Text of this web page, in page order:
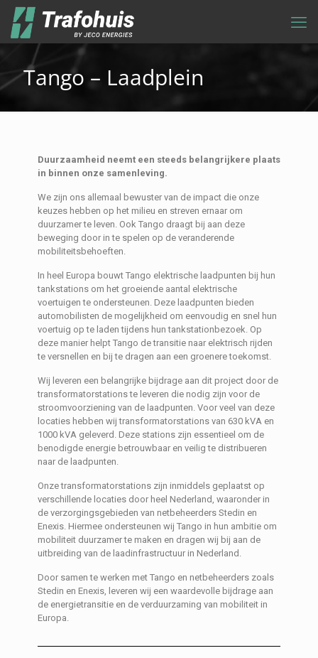
Tango – Laadplein
Duurzaamheid neemt een steeds belangrijkere plaats
in binnen onze samenleving.
We zijn ons allemaal bewuster van de impact die onze
keuzes hebben op het milieu en streven ernaar om
duurzamer te leven. Ook Tango draagt bij aan deze
beweging door in te spelen op de veranderende
mobiliteitsbehoeften.
In heel Europa bouwt Tango elektrische laadpunten bij hun
tankstations om het groeiende aantal elektrische
voertuigen te ondersteunen. Deze laadpunten bieden
automobilisten de mogelijkheid om eenvoudig en snel hun
voertuig op te laden tijdens hun tankstationbezoek. Op
deze manier helpt Tango de transitie naar elektrisch rijden
te versnellen en bij te dragen aan een groenere toekomst.
Wij leveren een belangrijke bijdrage aan dit project door de
transformatorstations te leveren die nodig zijn voor de
stroomvoorziening van de laadpunten. Voor veel van deze
locaties hebben wij transformatorstations van 630 kVA en
1000 kVA geleverd. Deze stations zijn essentieel om de
benodigde energie betrouwbaar en veilig te distribueren
naar de laadpunten.
Onze transformatorstations zijn inmiddels geplaatst op
verschillende locaties door heel Nederland, waaronder in
de verzorgingsgebieden van netbeheerders Stedin en
Enexis. Hiermee ondersteunen wij Tango in hun ambitie om
mobiliteit duurzamer te maken en dragen wij bij aan de
uitbreiding van de laadinfrastructuur in Nederland.
Door samen te werken met Tango en netbeheerders zoals
Stedin en Enexis, leveren wij een waardevolle bijdrage aan
de energietransitie en de verduurzaming van mobiliteit in
Europa.